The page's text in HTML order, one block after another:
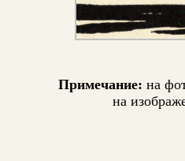
Примечание: на
на